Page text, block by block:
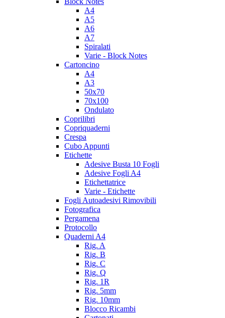
A4
A5
A6
A7
Spiralati
Varie - Block Notes
Cartoncino
A4
A3
50x70
70x100
Ondulato
Coprilibri
Copriquaderni
Crespa
Cubo Appunti
Etichette
Adesive Busta 10 Fogli
Adesive Fogli A4
Etichettatrice
Varie - Etichette
Fogli Autoadesivi Rimovibili
Fotografica
Pergamena
Protocollo
Quaderni A4
Rig. A
Rig. B
Rig. C
Rig. Q
Rig. 1R
Rig. 5mm
Rig. 10mm
Blocco Ricambi